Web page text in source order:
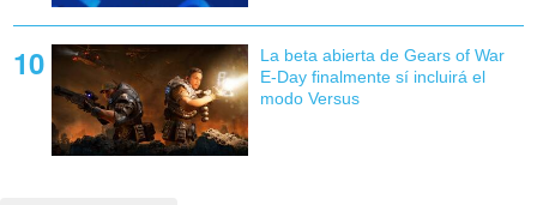
La beta abierta de Gears of War
E-Day finalmente sí incluirá el
modo Versus